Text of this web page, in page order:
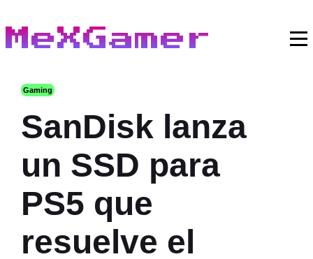
MeXGamer
Gaming
SanDisk lanza
un SSD para
PS5 que
resuelve el